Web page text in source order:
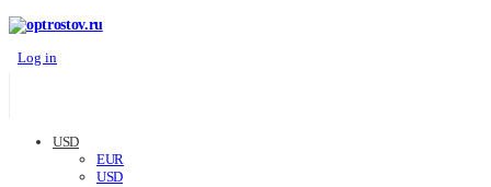
Log in
USD
EUR
USD